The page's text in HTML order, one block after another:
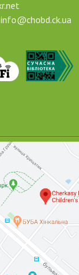
info@chobd.ck.ua